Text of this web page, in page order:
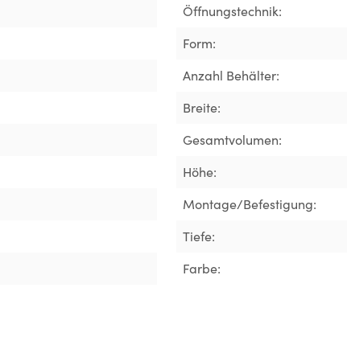
Öffnungstechnik:
Form:
Anzahl Behälter:
Breite:
Gesamtvolumen:
Höhe:
Montage/Befestigung:
Tiefe:
Farbe: